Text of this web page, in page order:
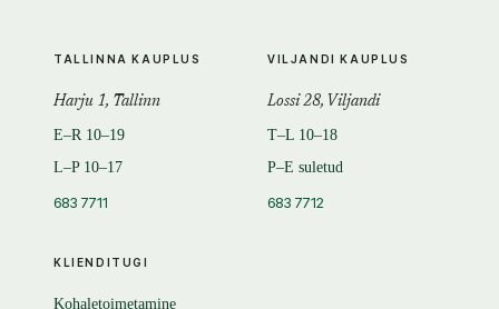
KLIENDITUGI
Kohaletoimetamine
TALLINNA KAUPLUS
Harju 1, Tallinn
E–R 10–19
L–P 10–17
683 7711
VILJANDI KAUPLUS
Lossi 28, Viljandi
T–L 10–18
P–E suletud
683 7712